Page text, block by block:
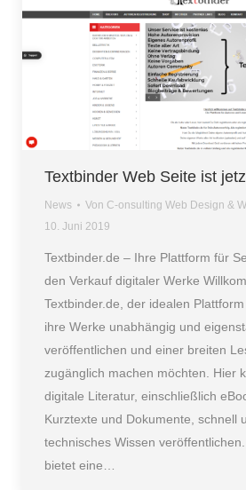
Textbinder Web Seite ist
News Von C-onsulting Web Design &
10. Juni 2019
Textbinder.de – Ihre Plattform für
den Verkauf digitaler Werke
Textbinder.de, der idealen
ihre Werke unabhängig und
veröffentlichen und einer breiten
zugänglich machen möchten. Hier
digitale Literatur, einschließlich
Kurztexte und Dokumente, schnell
technisches Wissen
bietet eine…